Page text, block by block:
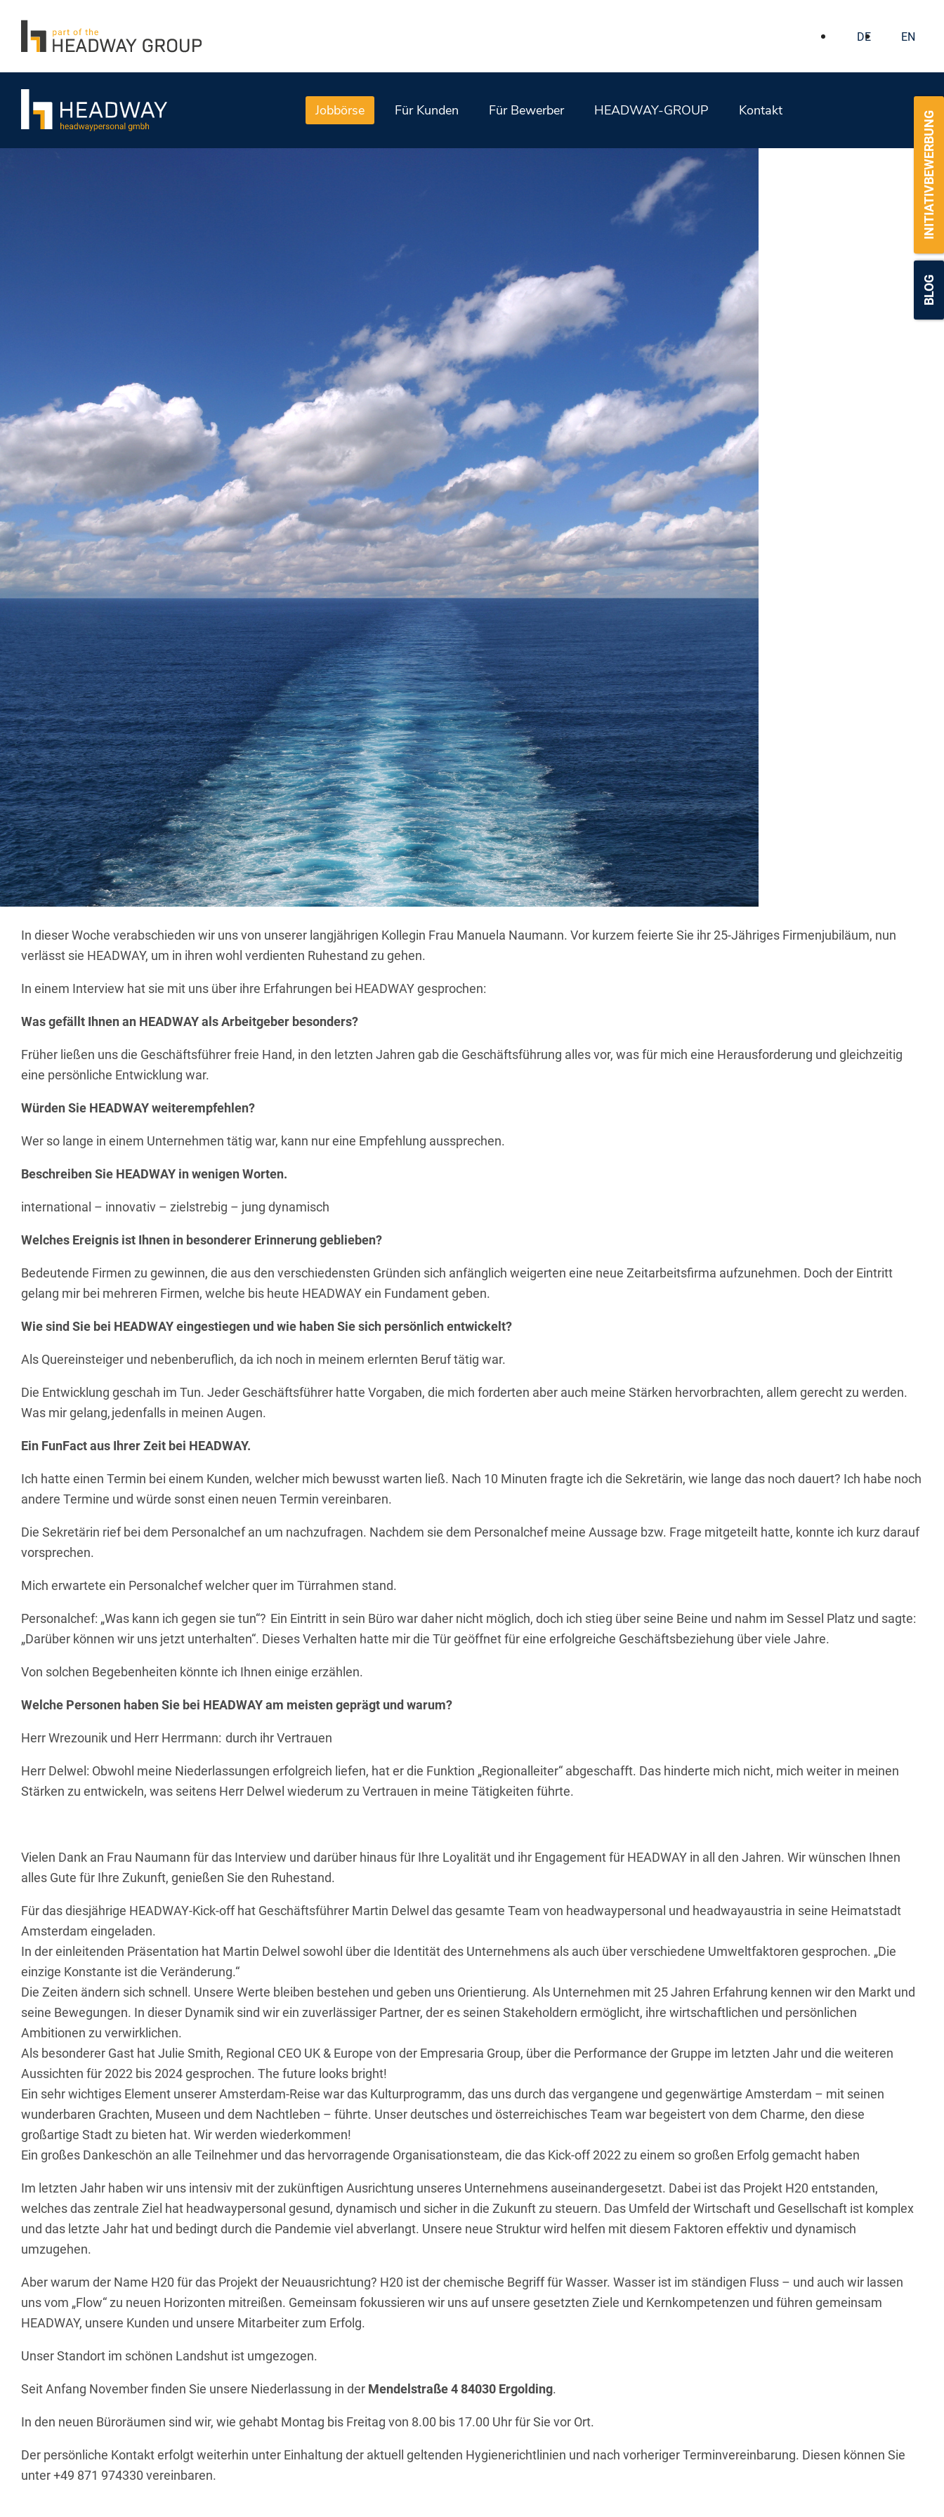
DE EN
Jobbörse Für Kunden Für Bewerber HEADWAY-GROUP Kontakt INITIATIVBEWERBUNG
BLOG
In dieser Woche verabschieden wir uns von unserer langjährigen Kollegin Frau Manuela Naumann. Vor kurzem feierte Sie ihr 25-Jähriges Firmenjubiläum, nun
verlässt sie HEADWAY, um in ihren wohl verdienten Ruhestand zu gehen.
In einem Interview hat sie mit uns über ihre Erfahrungen bei HEADWAY gesprochen:
Was gefällt Ihnen an HEADWAY als Arbeitgeber besonders?
Früher ließen uns die Geschäftsführer freie Hand, in den letzten Jahren gab die Geschäftsführung alles vor, was für mich eine Herausforderung und gleichzeitig
eine persönliche Entwicklung war.
Würden Sie HEADWAY weiterempfehlen?
Wer so lange in einem Unternehmen tätig war, kann nur eine Empfehlung aussprechen.
Beschreiben Sie HEADWAY in wenigen Worten.
international – innovativ – zielstrebig – jung dynamisch
Welches Ereignis ist Ihnen in besonderer Erinnerung geblieben?
Bedeutende Firmen zu gewinnen, die aus den verschiedensten Gründen sich anfänglich weigerten eine neue Zeitarbeitsfirma aufzunehmen. Doch der Eintritt
gelang mir bei mehreren Firmen, welche bis heute HEADWAY ein Fundament geben.
Wie sind Sie bei HEADWAY eingestiegen und wie haben Sie sich persönlich entwickelt?
Als Quereinsteiger und nebenberuflich, da ich noch in meinem erlernten Beruf tätig war.
Die Entwicklung geschah im Tun. Jeder Geschäftsführer hatte Vorgaben, die mich forderten aber auch meine Stärken hervorbrachten, allem gerecht zu werden.
Was mir gelang, jedenfalls in meinen Augen.
Ein FunFact aus Ihrer Zeit bei HEADWAY.
Ich hatte einen Termin bei einem Kunden, welcher mich bewusst warten ließ. Nach 10 Minuten fragte ich die Sekretärin, wie lange das noch dauert? Ich habe noch
andere Termine und würde sonst einen neuen Termin vereinbaren.
Die Sekretärin rief bei dem Personalchef an um nachzufragen. Nachdem sie dem Personalchef meine Aussage bzw. Frage mitgeteilt hatte, konnte ich kurz darauf
vorsprechen.
Mich erwartete ein Personalchef welcher quer im Türrahmen stand.
Personalchef: „Was kann ich gegen sie tun“? Ein Eintritt in sein Büro war daher nicht möglich, doch ich stieg über seine Beine und nahm im Sessel Platz und sagte:
„Darüber können wir uns jetzt unterhalten“. Dieses Verhalten hatte mir die Tür geöffnet für eine erfolgreiche Geschäftsbeziehung über viele Jahre.
Von solchen Begebenheiten könnte ich Ihnen einige erzählen.
Welche Personen haben Sie bei HEADWAY am meisten geprägt und warum?
Herr Wrezounik und Herr Herrmann: durch ihr Vertrauen
Herr Delwel: Obwohl meine Niederlassungen erfolgreich liefen, hat er die Funktion „Regionalleiter“ abgeschafft. Das hinderte mich nicht, mich weiter in meinen
Stärken zu entwickeln, was seitens Herr Delwel wiederum zu Vertrauen in meine Tätigkeiten führte.
Vielen Dank an Frau Naumann für das Interview und darüber hinaus für Ihre Loyalität und ihr Engagement für HEADWAY in all den Jahren. Wir wünschen Ihnen
alles Gute für Ihre Zukunft, genießen Sie den Ruhestand.
Für das diesjährige HEADWAY-Kick-off hat Geschäftsführer Martin Delwel das gesamte Team von headwaypersonal und headwayaustria in seine Heimatstadt
Amsterdam eingeladen.
In der einleitenden Präsentation hat Martin Delwel sowohl über die Identität des Unternehmens als auch über verschiedene Umweltfaktoren gesprochen. „Die
einzige Konstante ist die Veränderung.“
Die Zeiten ändern sich schnell. Unsere Werte bleiben bestehen und geben uns Orientierung. Als Unternehmen mit 25 Jahren Erfahrung kennen wir den Markt und
seine Bewegungen. In dieser Dynamik sind wir ein zuverlässiger Partner, der es seinen Stakeholdern ermöglicht, ihre wirtschaftlichen und persönlichen
Ambitionen zu verwirklichen.
Als besonderer Gast hat Julie Smith, Regional CEO UK & Europe von der Empresaria Group, über die Performance der Gruppe im letzten Jahr und die weiteren
Aussichten für 2022 bis 2024 gesprochen. The future looks bright!
Ein sehr wichtiges Element unserer Amsterdam-Reise war das Kulturprogramm, das uns durch das vergangene und gegenwärtige Amsterdam – mit seinen
wunderbaren Grachten, Museen und dem Nachtleben – führte. Unser deutsches und österreichisches Team war begeistert von dem Charme, den diese
großartige Stadt zu bieten hat. Wir werden wiederkommen!
Ein großes Dankeschön an alle Teilnehmer und das hervorragende Organisationsteam, die das Kick-off 2022 zu einem so großen Erfolg gemacht haben
Im letzten Jahr haben wir uns intensiv mit der zukünftigen Ausrichtung unseres Unternehmens auseinandergesetzt. Dabei ist das Projekt H20 entstanden,
welches das zentrale Ziel hat headwaypersonal gesund, dynamisch und sicher in die Zukunft zu steuern. Das Umfeld der Wirtschaft und Gesellschaft ist komplex
und das letzte Jahr hat und bedingt durch die Pandemie viel abverlangt. Unsere neue Struktur wird helfen mit diesem Faktoren effektiv und dynamisch
umzugehen.
Aber warum der Name H20 für das Projekt der Neuausrichtung? H20 ist der chemische Begriff für Wasser. Wasser ist im ständigen Fluss – und auch wir lassen
uns vom „Flow“ zu neuen Horizonten mitreißen. Gemeinsam fokussieren wir uns auf unsere gesetzten Ziele und Kernkompetenzen und führen gemeinsam
HEADWAY, unsere Kunden und unsere Mitarbeiter zum Erfolg.
Unser Standort im schönen Landshut ist umgezogen.
Seit Anfang November finden Sie unsere Niederlassung in der Mendelstraße 4 84030 Ergolding.
In den neuen Büroräumen sind wir, wie gehabt Montag bis Freitag von 8.00 bis 17.00 Uhr für Sie vor Ort.
Der persönliche Kontakt erfolgt weiterhin unter Einhaltung der aktuell geltenden Hygienerichtlinien und nach vorheriger Terminvereinbarung. Diesen können Sie
unter +49 871 974330 vereinbaren.